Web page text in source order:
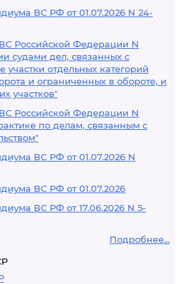
ВС РФ от 01.07.2026 N 24-
Российской Федерации N
судами дел, связанных с
отдельных категорий
и ограниченных в обороте, и
участков"
Российской Федерации N
по делам, связанным с
ВС РФ от 01.07.2026 N
ВС РФ от 01.07.2026
ВС РФ от 17.06.2026 N 5-
Подробнее...